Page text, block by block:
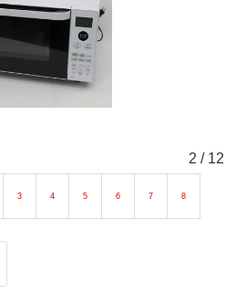
2 / 12
3 4 5 6 7 8